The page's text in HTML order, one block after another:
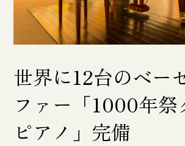
世界に12台のベー
ファー「1000年祭
ピアノ」完備